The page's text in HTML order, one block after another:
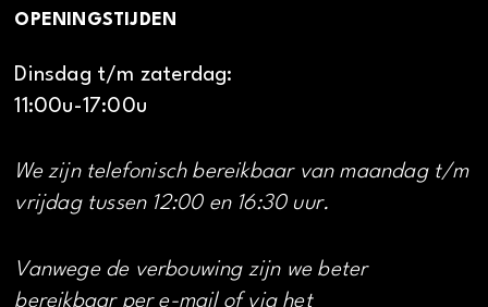
OPENINGSTIJDEN
Dinsdag t/m zaterdag:
11:00u-17:00u
We zijn telefonisch bereikbaar van maandag t/m
vrijdag tussen 12:00 en 16:30 uur.
Vanwege de verbouwing zijn we beter
bereikbaar per e-mail of via het